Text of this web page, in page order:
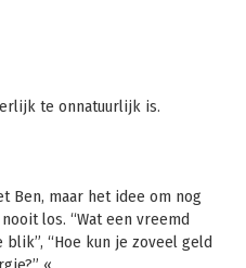
te onnatuurlijk is.
Ben, maar het idee om nog
los. “Wat een vreemd
blik”, “Hoe kun je zoveel geld